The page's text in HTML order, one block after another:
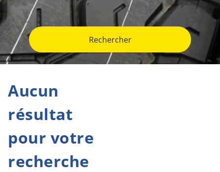
Rechercher
Aucun
résultat
pour votre
recherche